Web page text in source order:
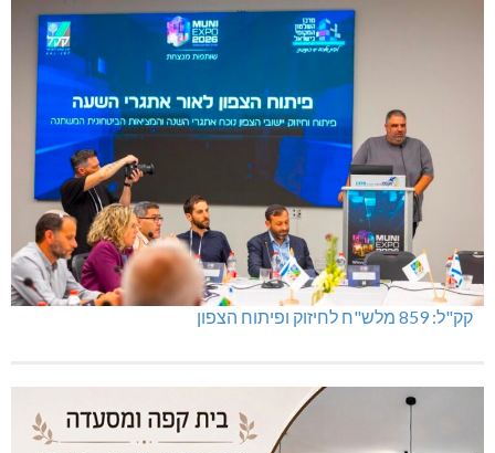
קק"ל: 859 מלש"ח לחיזוק ופיתוח הצפון